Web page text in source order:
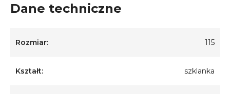
Dane techniczne
Rozmiar: 115
Kształt: szklanka